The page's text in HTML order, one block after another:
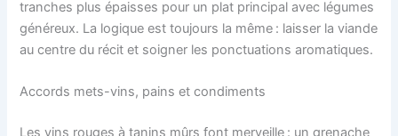
tranches plus épaisses pour un plat principal avec légumes
généreux. La logique est toujours la même : laisser la viande
au centre du récit et soigner les ponctuations aromatiques.
Accords mets-vins, pains et condiments
Les vins rouges à tanins mûrs font merveille : un grenache